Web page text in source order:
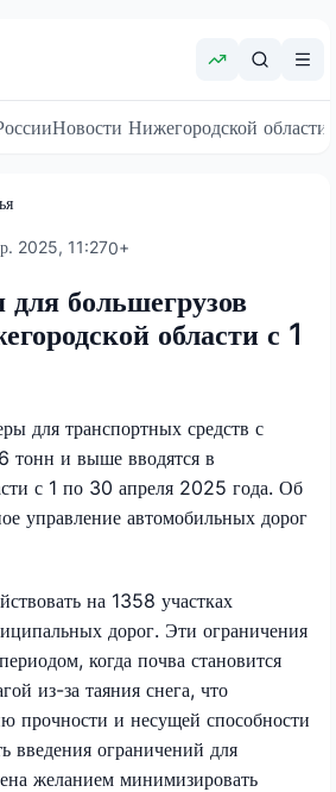
Новости Нижегородской области
2025, 11:270+
большегрузов
области с 1
для транспортных средств с
тонн и выше вводятся в
с 1 по 30 апреля 2025 года. Об
управление автомобильных дорог
на 1358 участках
дорог. Эти ограничения
когда почва становится
из-за таяния снега, что
прочности и несущей способности
введения ограничений для
желанием минимизировать